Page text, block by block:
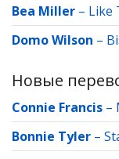
Bea Miller – Like
Domo Wilson –
Новые
Connie Francis –
Bonnie Tyler –